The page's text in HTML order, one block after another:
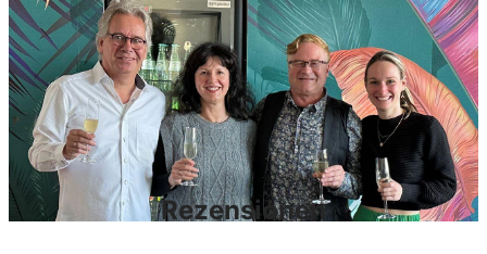
Rezensionen